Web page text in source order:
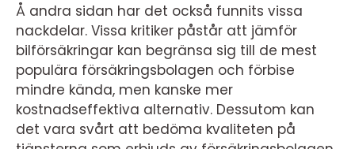
Å andra sidan har det också funnits vissa
nackdelar. Vissa kritiker påstår att jämför
bilförsäkringar kan begränsa sig till de mest
populära försäkringsbolagen och förbise
mindre kända, men kanske mer
kostnadseffektiva alternativ. Dessutom kan
det vara svårt att bedöma kvaliteten på